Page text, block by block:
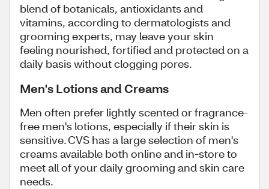
blend of botanicals, antioxidants and
vitamins, according to dermatologists and
grooming experts, may leave your skin
feeling nourished, fortified and protected on a
daily basis without clogging pores.
Men's Lotions and Creams
Men often prefer lightly scented or fragrance-
free men's lotions, especially if their skin is
sensitive. CVS has a large selection of men's
creams available both online and in-store to
meet all of your daily grooming and skin care
needs.